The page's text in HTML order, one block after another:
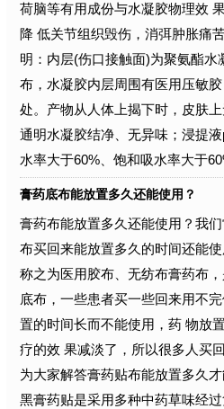
荷脑等有用成份与水凝胶物理效
降 低关节组织毁伤，消弭肿胀痛
明：内层(伤口接触面)为聚氨酯水
布，水凝胶内层周围有医用压敏
处。产物从人体上揭下时，皮肤
通明水凝胶结净、无异味；浸提
水率大于60%、饱和吸水率大于
膏药底布能放置多久还能使用？
膏药布能放置多久还能使用？我
布买回来能放置多久的时间还能
称之为医用胶布、无纺布膏药布
底布，一些患者买一些回来用不
置的时间长而不能使用，药 物放
疗的效 果减淡了，所以很多人买
为大家解答膏药贴布能放置多久才
黑膏药贴是采用多种中药草味经